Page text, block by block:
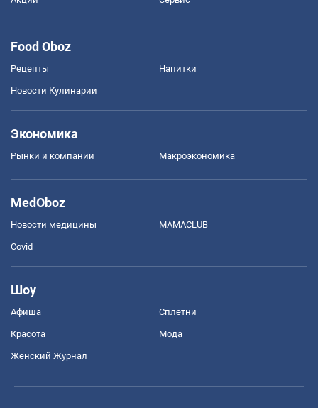
Food Oboz
Рецепты Напитки
Новости Кулинарии
Экономика
Рынки и компании Mакроэкономика
MedOboz
Новости медицины MAMACLUB
Covid
Шоу
Афиша Сплетни
Красота Мода
Женский Журнал